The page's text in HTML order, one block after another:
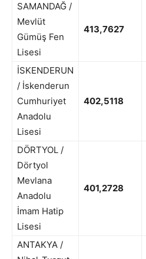
SAMANDAĞ /
Mevlüt
Gümüş Fen
Lisesi
413,7627
İSKENDERUN
/ İskenderun
Cumhuriyet
Anadolu
Lisesi
402,5118
DÖRTYOL /
Dörtyol
Mevlana
Anadolu
İmam Hatip
Lisesi
401,2728
ANTAKYA /